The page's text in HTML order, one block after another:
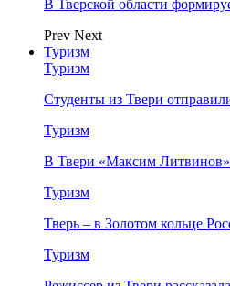
В Тверской области
Prev Next
Туризм
Туризм
Студенты из Твери
Туризм
В Твери «Максим
Туризм
Тверь – в Золотом кольце
Туризм